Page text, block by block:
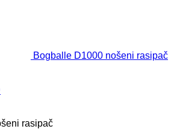
Bogballe D1000 nošeni rasipač
rasipač